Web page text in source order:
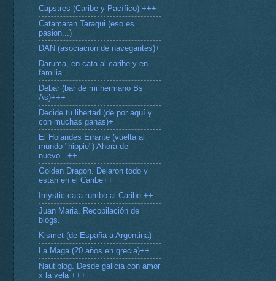
Capstres (Caribe y Pacífico) +++
Catamaran Taragui (eso es
pasion...)
DAN (asociacion de navegantes)+
Daruma, en cata al caribe y en
familia
Debar (bar de mi hermano Bs
As)+++
Decide tu libertad (de por aquí y
con muchas ganas)+
El Holandes Errante (vuelta al
mundo "hippie") Ahora de
nuevo...++
Golden Dragon. Dejaron todo y
están en el Caribe++
Imystic cata rumbo al Caribe ++
Juan Maria. Recopilación de
blogs.
Kismet (de España a Argentina)
La Maga (20 años en grecia)++
Nautiblog. Desde galicia con amor
x la vela +++